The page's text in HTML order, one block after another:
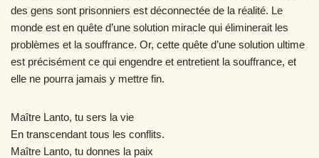
des gens sont prisonniers est déconnectée de la réalité. Le
monde est en quête d’une solution miracle qui éliminerait les
problèmes et la souffrance. Or, cette quête d’une solution ultime
est précisément ce qui engendre et entretient la souffrance, et
elle ne pourra jamais y mettre fin.
Maître Lanto, tu sers la vie
En transcendant tous les conflits.
Maître Lanto, tu donnes la paix